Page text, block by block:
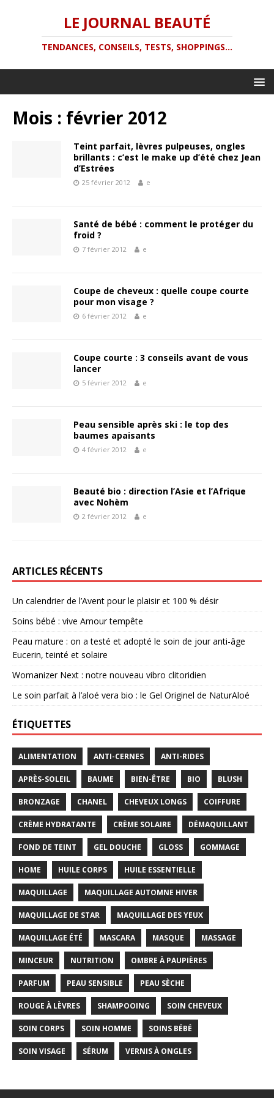
LE JOURNAL BEAUTÉ
TENDANCES, CONSEILS, TESTS, SHOPPINGS...
Mois : février 2012
Teint parfait, lèvres pulpeuses, ongles
brillants : c’est le make up d’été chez Jean
d’Estrées
25 février 2012 e
Santé de bébé : comment le protéger du
froid ?
7 février 2012 e
Coupe de cheveux : quelle coupe courte
pour mon visage ?
6 février 2012 e
Coupe courte : 3 conseils avant de vous
lancer
5 février 2012 e
Peau sensible après ski : le top des
baumes apaisants
4 février 2012 e
Beauté bio : direction l’Asie et l’Afrique
avec Nohèm
2 février 2012 e
ARTICLES RÉCENTS
Un calendrier de l’Avent pour le plaisir et 100 % désir
Soins bébé : vive Amour tempête
Peau mature : on a testé et adopté le soin de jour anti-âge
Eucerin, teinté et solaire
Womanizer Next : notre nouveau vibro clitoridien
Le soin parfait à l’aloé vera bio : le Gel Originel de NaturAloé
ÉTIQUETTES
ALIMENTATION ANTI-CERNES ANTI-RIDES
APRÈS-SOLEIL BAUME BIEN-ÊTRE BIO BLUSH
BRONZAGE CHANEL CHEVEUX LONGS COIFFURE
CRÈME HYDRATANTE CRÈME SOLAIRE DÉMAQUILLANT
FOND DE TEINT GEL DOUCHE GLOSS GOMMAGE
HOME HUILE CORPS HUILE ESSENTIELLE
MAQUILLAGE MAQUILLAGE AUTOMNE HIVER
MAQUILLAGE DE STAR MAQUILLAGE DES YEUX
MAQUILLAGE ÉTÉ MASCARA MASQUE MASSAGE
MINCEUR NUTRITION OMBRE À PAUPIÈRES
PARFUM PEAU SENSIBLE PEAU SÈCHE
ROUGE À LÈVRES SHAMPOOING SOIN CHEVEUX
SOIN CORPS SOIN HOMME SOINS BÉBÉ
SOIN VISAGE SÉRUM VERNIS À ONGLES